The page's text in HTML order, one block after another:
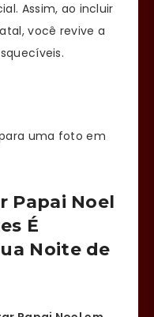
Assim, ao incluir
você revive a
uma foto em
Papai Noel
É
Noite de